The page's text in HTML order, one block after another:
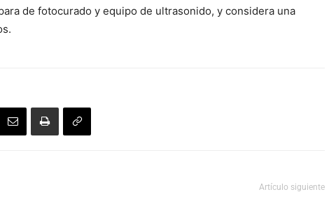
de fotocurado y equipo de ultrasonido, y considera una
Artículo siguiente